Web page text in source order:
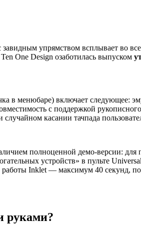
упрямством всплывает во
One Design озаботилась выпуском
в менюбаре) включает следующее:
с поддержкой
касании тачпада
полноценной демо-версии: для
устройств» в пульте
Inklet — максимум 40 секунд,
руками?